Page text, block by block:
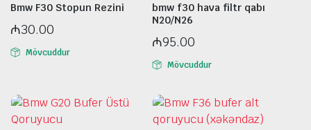
Bmw F30 Stopun Rezini
₼30.00
Mövcuddur
bmw f30 hava filtr qabı
N20/N26
₼95.00
Mövcuddur